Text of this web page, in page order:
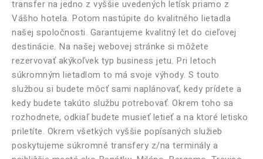
transfer na jedno z vyššie uvedených letísk priamo z
Vášho hotela. Potom nastúpite do kvalitného lietadla
našej spoločnosti. Garantujeme kvalitný let do cieľovej
destinácie. Na našej webovej stránke si môžete
rezervovať akýkoľvek typ business jetu. Pri letoch
súkromným lietadlom to má svoje výhody. S touto
službou si budete môcť sami naplánovať, kedy prídete a
kedy budete takúto službu potrebovať. Okrem toho sa
rozhodnete, odkiaľ budete musieť letieť a na ktoré letisko
priletíte. Okrem všetkých vyššie popísaných služieb
poskytujeme súkromné ​​transfery z/na terminály a